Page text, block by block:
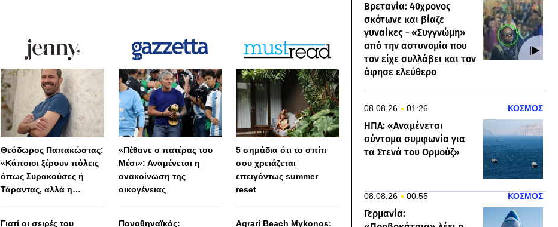
Θεόδωρος Παπακώστας:
«Κάποιοι ξέρουν πόλεις
όπως Συρακούσες ή
Τάραντας, αλλά η
Γιατί οι σειρές του
«Πέθανε ο πατέρας του
Μέσι»: Αναμένεται η
ανακοίνωση της
οικογένειας
Παναθηναϊκός:
5 σημάδια ότι το σπίτι
σου χρειάζεται
επειγόντως summer
reset
Agrari Beach Mykonos:
Βρετανία: 40χρονος
σκότωνε και βίαζε
γυναίκες - «Συγγνώμη»
από την αστυνομία που
τον είχε συλλάβει και τον
άφησε ελεύθερο
08.08.26 01:26 ΚΟΣΜΟΣ
ΗΠΑ: «Αναμένεται
σύντομα συμφωνία για
τα Στενά του Ορμούζ»
08.08.26 00:55 ΚΟΣΜΟΣ
Γερμανία: